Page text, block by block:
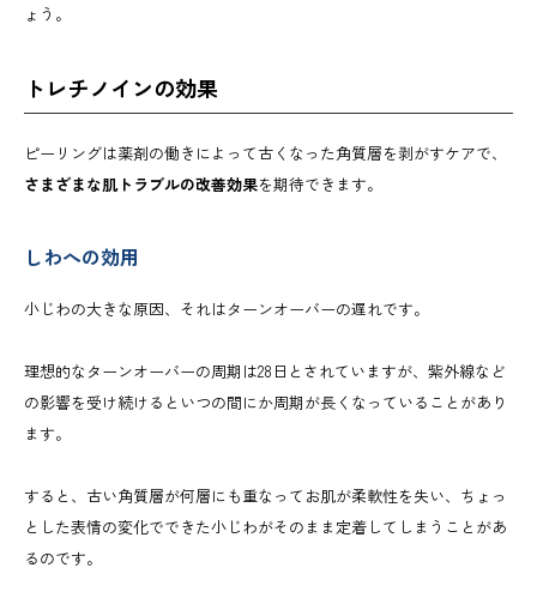
ょう。
トレチノインの効果
ピーリングは薬剤の働きによって古くなった角質層を剥がすケアで、
さまざまな肌トラブルの改善効果を期待できます。
しわへの効用
小じわの大きな原因、それはターンオーバーの遅れです。
理想的なターンオーバーの周期は28日とされていますが、紫外線など
の影響を受け続けるといつの間にか周期が長くなっていることがあり
ます。
すると、古い角質層が何層にも重なってお肌が柔軟性を失い、ちょっ
とした表情の変化でできた小じわがそのまま定着してしまうことがあ
るのです。